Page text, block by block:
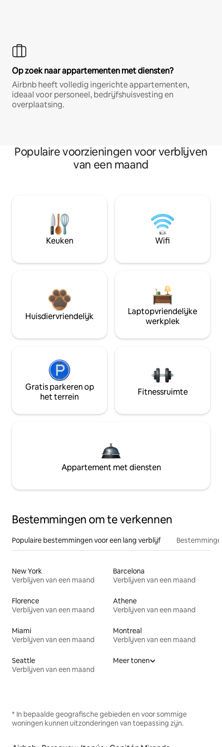
Op zoek naar appartementen met diensten?
Airbnb heeft volledig ingerichte appartementen,
ideaal voor personeel, bedrijfshuisvesting en
overplaatsing.
Populaire voorzieningen voor verblijven
van een maand
Keuken Wifi
Huisdiervriendelijk
Laptopvriendelijke
werkplek
Gratis parkeren op
het terrein
Fitnessruimte
Appartement met diensten
Bestemmingen om te verkennen
Populaire bestemmingen voor een lang verblijf
New York
Verblijven van een maand
Barcelona
Verblijven van een maand
Florence
Verblijven van een maand
Athene
Verblijven van een maand
Miami
Verblijven van een maand
Montreal
Verblijven van een maand
Seattle
Verblijven van een maand
Meer tonen
* In bepaalde geografische gebieden en voor sommige
woningen kunnen uitzonderingen van toepassing zijn.